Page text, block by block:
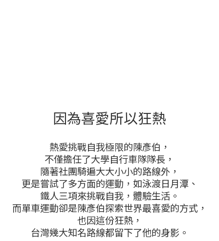
因為喜愛所以狂熱
熱愛挑戰自我極限的陳彥伯，
不僅擔任了大學自行車隊隊長，
隨著社團騎遍大大小小的路線外，
更是嘗試了多方面的運動，如泳渡日月潭、
鐵人三項來挑戰自我，體驗生活。
而單車運動卻是陳彥伯探索世界最喜愛的方式，
也因這份狂熱，
台灣幾大知名路線都留下了他的身影。